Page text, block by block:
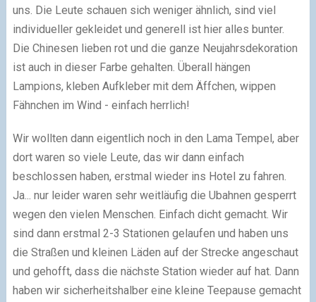
uns. Die Leute schauen sich weniger ähnlich, sind viel
individueller gekleidet und generell ist hier alles bunter.
Die Chinesen lieben rot und die ganze Neujahrsdekoration
ist auch in dieser Farbe gehalten. Überall hängen
Lampions, kleben Aufkleber mit dem Äffchen, wippen
Fähnchen im Wind - einfach herrlich!
Wir wollten dann eigentlich noch in den Lama Tempel, aber
dort waren so viele Leute, das wir dann einfach
beschlossen haben, erstmal wieder ins Hotel zu fahren.
Ja... nur leider waren sehr weitläufig die Ubahnen gesperrt
wegen den vielen Menschen. Einfach dicht gemacht. Wir
sind dann erstmal 2-3 Stationen gelaufen und haben uns
die Straßen und kleinen Läden auf der Strecke angeschaut
und gehofft, dass die nächste Station wieder auf hat. Dann
haben wir sicherheitshalber eine kleine Teepause gemacht